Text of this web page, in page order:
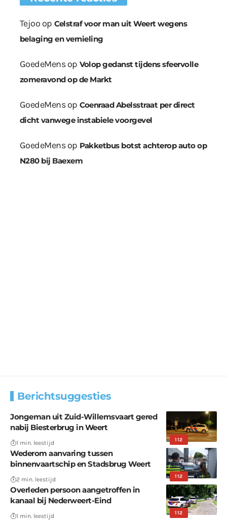
Tejoo op Celstraf voor man uit Weert wegens
belaging en vernieling
GoedeMensop Volop gedanst tijdens sfeervolle
zomeravond op de Markt
GoedeMensop Coenraad Abelsstraat per direct
dicht vanwege instabiele voorgevel
GoedeMensop Pakketbus botst achterop auto op
N280 bij Baexem
Berichtsuggesties
112
Jongeman uit Zuid-Willemsvaart gered
nabij Biesterbrug in Weert
1 min. leestijd
112
Wederom aanvaring tussen
binnenvaartschip en Stadsbrug Weert
2 min. leestijd
112
Overleden persoon aangetroffen in
kanaal bij Nederweert-Eind
1 min. leestijd